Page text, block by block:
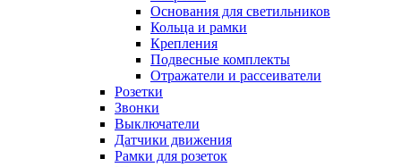
Основания для светильников
Кольца и рамки
Крепления
Подвесные комплекты
Отражатели и рассеиватели
Розетки
Звонки
Выключатели
Датчики движения
Рамки для розеток